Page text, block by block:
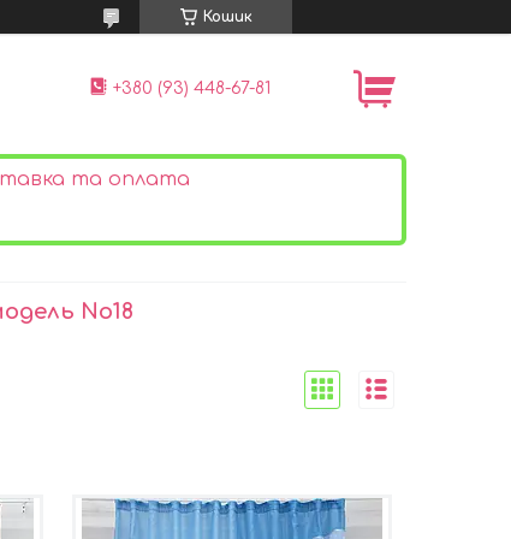
Кошик
+380 (93) 448-67-81
та оплата
No18